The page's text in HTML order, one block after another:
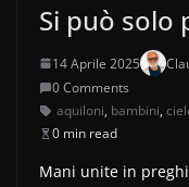
Si può solo
14 Aprile 2025
0 Comments
aquiloni, bambini,
0 min read
Mani unite in